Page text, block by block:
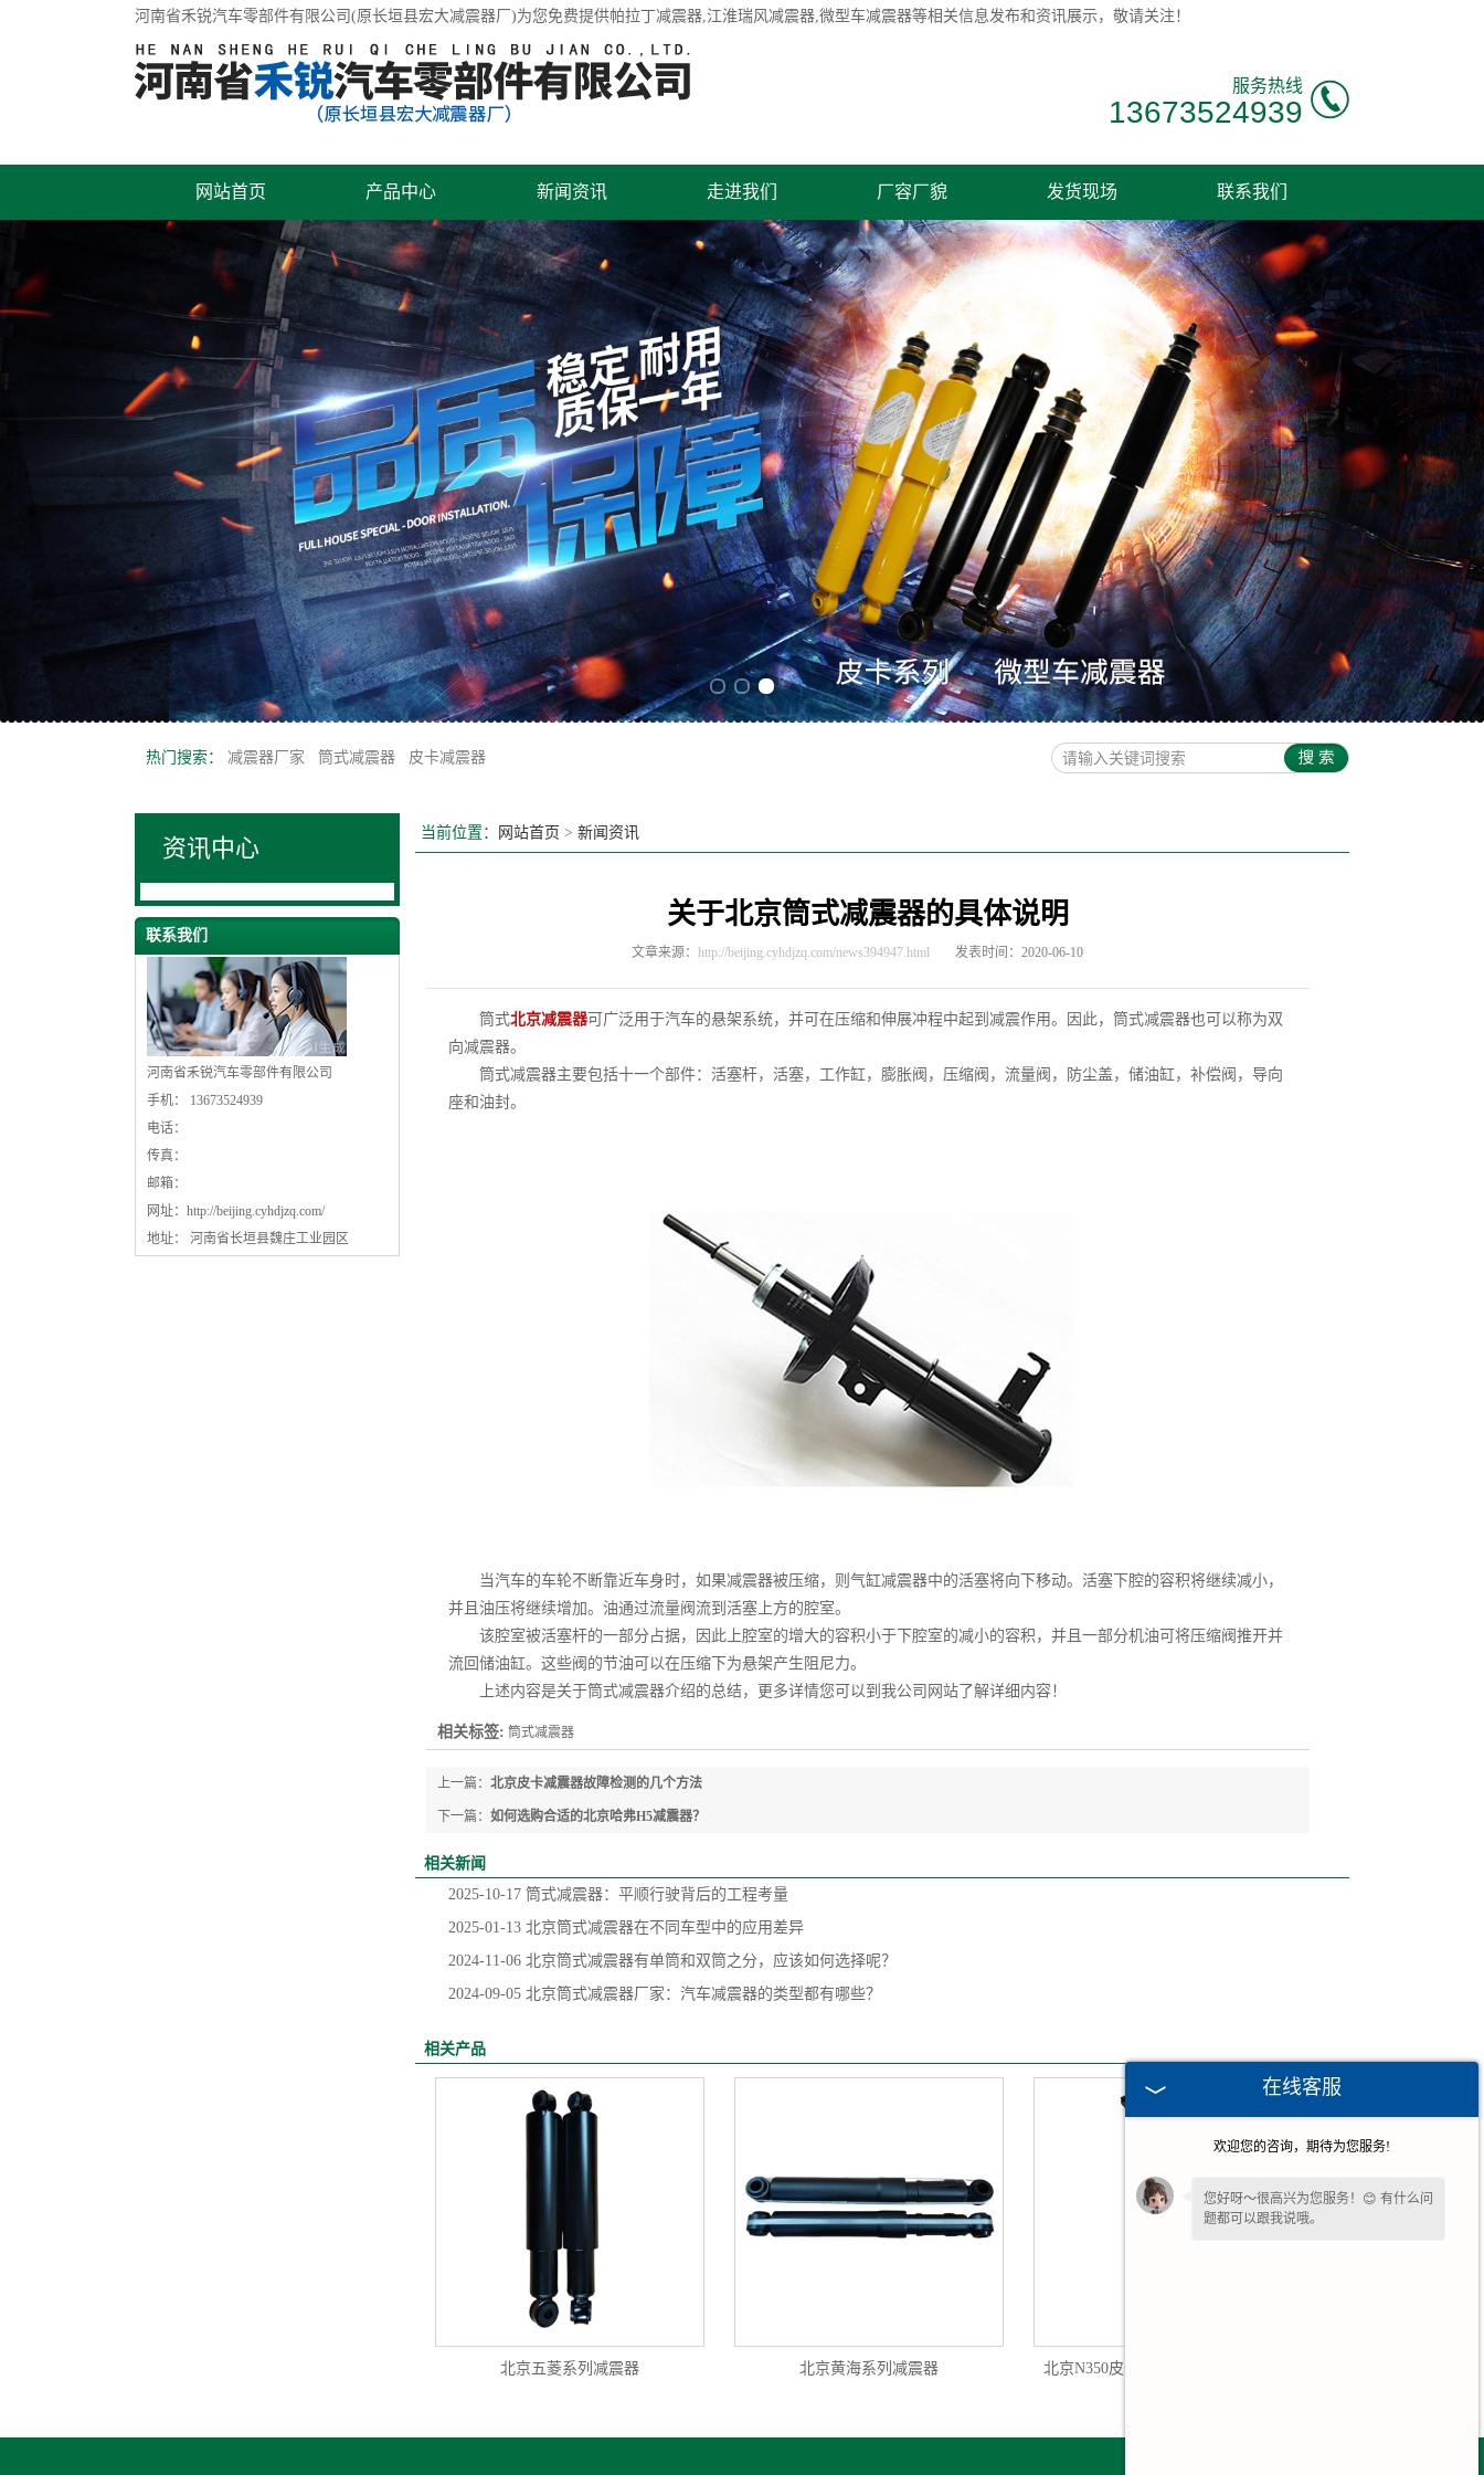
河南省禾锐汽车零部件有限公司(原长垣县宏大减震器厂)为您免费提供帕拉丁减震器,江淮瑞风减震器,微型车减震器等相关信息发布和资讯展示，敬请关注！
服务热线
13673524939
网站首页 产品中心 新闻资讯 走进我们 厂容厂貌 发货现场 联系我们
热门搜索： 减震器厂家 筒式减震器 皮卡减震器
资讯中心
联系我们
河南省禾锐汽车零部件有限公司
手机： 13673524939
电话：
传真：
邮箱：
网址： http://beijing.cyhdjzq.com/
地址： 河南省长垣县魏庄工业园区
当前位置： 网站首页 > 新闻资讯
关于北京筒式减震器的具体说明
文章来源： http://beijing.cyhdjzq.com/news394947.html 发表时间：2020-06-10
筒式北京减震器可广泛用于汽车的悬架系统，并可在压缩和伸展冲程中起到减震作用。因此，筒式减震器也可以称为双
向减震器。
筒式减震器主要包括十一个部件：活塞杆，活塞，工作缸，膨胀阀，压缩阀，流量阀，防尘盖，储油缸，补偿阀，导向
座和油封。
当汽车的车轮不断靠近车身时，如果减震器被压缩，则气缸减震器中的活塞将向下移动。活塞下腔的容积将继续减小，
并且油压将继续增加。油通过流量阀流到活塞上方的腔室。
该腔室被活塞杆的一部分占据，因此上腔室的增大的容积小于下腔室的减小的容积，并且一部分机油可将压缩阀推开并
流回储油缸。这些阀的节油可以在压缩下为悬架产生阻尼力。
上述内容是关于筒式减震器介绍的总结，更多详情您可以到我公司网站了解详细内容！
相关标签: 筒式减震器
上一篇： 北京皮卡减震器故障检测的几个方法
下一篇： 如何选购合适的北京哈弗H5减震器？
相关新闻
2025-10-17 筒式减震器：平顺行驶背后的工程考量
2025-01-13 北京筒式减震器在不同车型中的应用差异
2024-11-06 北京筒式减震器有单筒和双筒之分，应该如何选择呢？
2024-09-05 北京筒式减震器厂家：汽车减震器的类型都有哪些？
相关产品
北京五菱系列减震器 北京黄海系列减震器 北京N350皮卡前后减震器避震器总成
在线客服
欢迎您的咨询，期待为您服务!
您好呀～很高兴为您服务！😊 有什么问
题都可以跟我说哦。